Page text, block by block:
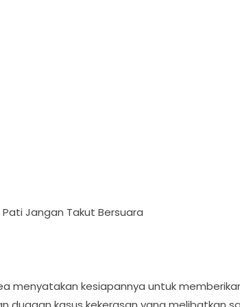
Jangan Takut Bersuara
menyatakan kesiapannya untuk